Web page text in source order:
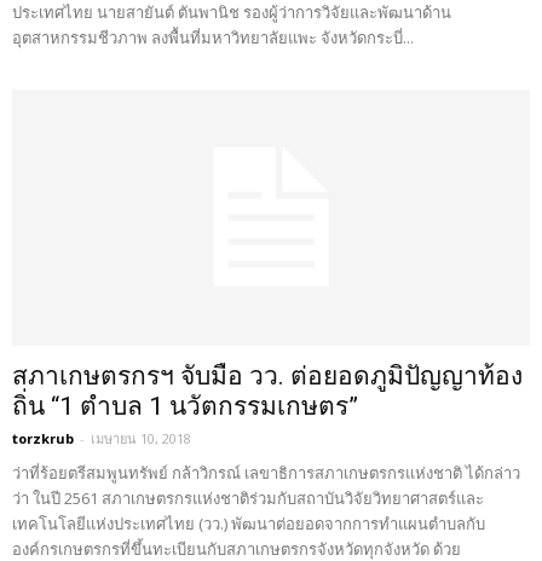
ประเทศไทย นายสายันต์ ตันพานิช รองผู้ว่าการวิจัยและพัฒนาด้าน
อุตสาหกรรมชีวภาพ ลงพื้นที่มหาวิทยาลัยแพะ จังหวัดกระบี่...
สภาเกษตรกรฯ จับมือ วว. ต่อยอดภูมิปัญญาท้อง
ถิ่น “1 ตำบล 1 นวัตกรรมเกษตร”
torzkrub - เมษายน 10, 2018
ว่าที่ร้อยตรีสมพูนทรัพย์ กล้าวิกรณ์ เลขาธิการสภาเกษตรกรแห่งชาติ ได้กล่าว
ว่า ในปี 2561 สภาเกษตรกรแห่งชาติร่วมกับสถาบันวิจัยวิทยาศาสตร์และ
เทคโนโลยีแห่งประเทศไทย (วว.) พัฒนาต่อยอดจากการทำแผนตำบลกับ
องค์กรเกษตรกรที่ขึ้นทะเบียนกับสภาเกษตรกรจังหวัดทุกจังหวัด ด้วย